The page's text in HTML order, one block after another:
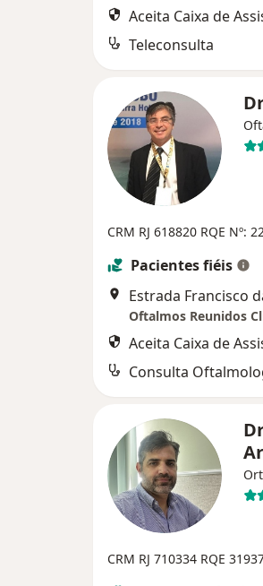
Aceita Caixa de
Teleconsulta
CRM RJ 618820 RQE Nº:
Pacientes fiéis
Oftalmos Reunidos
Aceita Caixa de
Consulta
CRM RJ 710334 RQE